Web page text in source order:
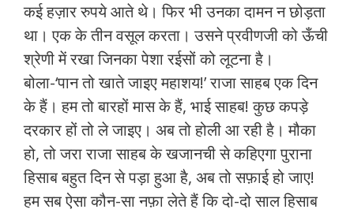
कई हज़ार रुपये आते थे। फिर भी उनका दामन न छोड़ता
था। एक के तीन वसूल करता। उसने प्रवीणजी को ऊँची
श्रेणी में रखा जिनका पेशा रईसों को लूटना है।
बोला-‘पान तो खाते जाइए महाशय!’ राजा साहब एक दिन
के हैं। हम तो बारहों मास के हैं, भाई साहब! कुछ कपड़े
दरकार हों तो ले जाइए। अब तो होली आ रही है। मौका
हो, तो जरा राजा साहब के खजानची से कहिएगा पुराना
हिसाब बहुत दिन से पड़ा हुआ है, अब तो सफ़ाई हो जाए!
हम सब ऐसा कौन-सा नफ़ा लेते हैं कि दो-दो साल हिसाब